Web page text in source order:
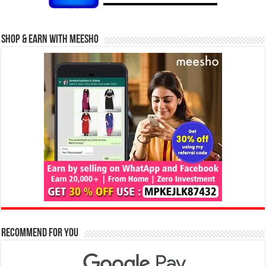
Shop & Earn with Meesho
Recommend for You